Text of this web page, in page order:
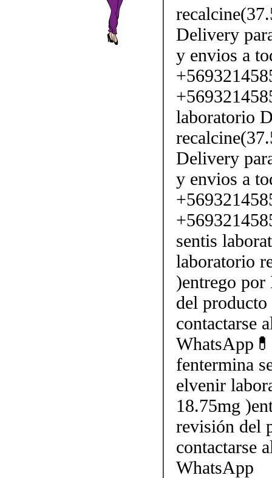
Delivery
y envios a
laboratorio
Delivery
y envios a
sentis
laboratorio
)entrego
del
contactarse
fentermina
elvenir
18.75mg
revisión del
contactarse
WhatsApp